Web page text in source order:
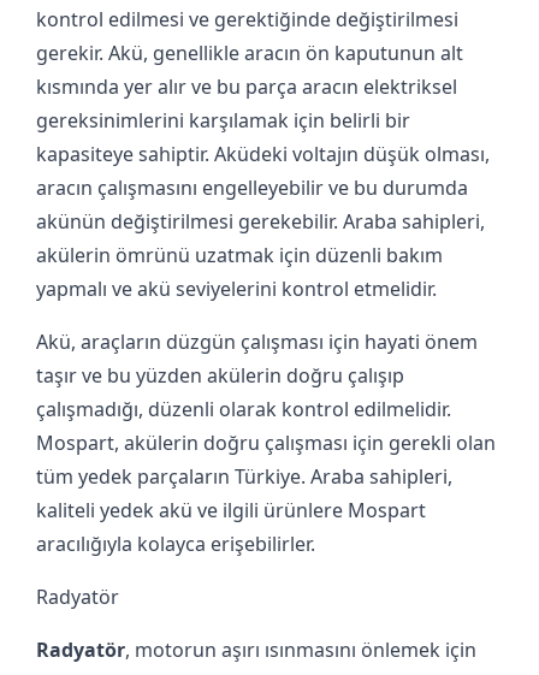
kontrol edilmesi ve gerektiğinde değiştirilmesi
gerekir. Akü, genellikle aracın ön kaputunun alt
kısmında yer alır ve bu parça aracın elektriksel
gereksinimlerini karşılamak için belirli bir
kapasiteye sahiptir. Aküdeki voltajın düşük olması,
aracın çalışmasını engelleyebilir ve bu durumda
akünün değiştirilmesi gerekebilir. Araba sahipleri,
akülerin ömrünü uzatmak için düzenli bakım
yapmalı ve akü seviyelerini kontrol etmelidir.
Akü, araçların düzgün çalışması için hayati önem
taşır ve bu yüzden akülerin doğru çalışıp
çalışmadığı, düzenli olarak kontrol edilmelidir.
Mospart, akülerin doğru çalışması için gerekli olan
tüm yedek parçaların Türkiye. Araba sahipleri,
kaliteli yedek akü ve ilgili ürünlere Mospart
aracılığıyla kolayca erişebilirler.
Radyatör
Radyatör, motorun aşırı ısınmasını önlemek için